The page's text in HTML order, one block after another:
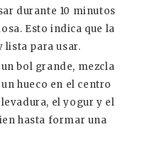
durante 10 minutos
Esto indica que la
lista para usar.
bol grande, mezcla
hueco en el centro
el yogur y el
hasta formar una